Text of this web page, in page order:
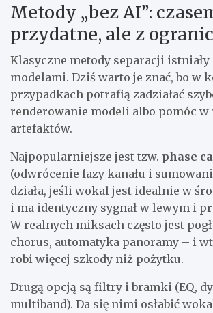
Metody „bez AI”:
przydatne, ale z
Klasyczne metody separacji istniały
modelami. Dziś warto je znać, bo w
przypadkach potrafią zadziałać
renderowanie modeli albo pomóc w
artefaktów.
Najpopularniejsze jest tzw. phase
(odwrócenie fazy kanału i
działa, jeśli wokal jest idealnie w
i ma identyczny sygnał w lewym i
W realnych miksach często jest
chorus, automatyka panoramy – i
robi więcej szkody niż pożytku.
Drugą opcją są filtry i bramki (EQ,
multiband). Da się nimi osłabić